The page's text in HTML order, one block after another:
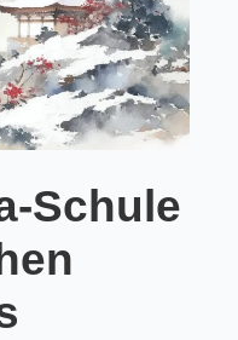
Schule